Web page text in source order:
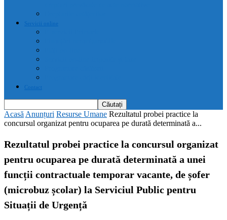
Servicii online
Contact
AcasăAnunțuri Resurse Umane Rezultatul probei practice la
concursul organizat pentru ocuparea pe durată determinată a...
Rezultatul probei practice la concursul organizat
pentru ocuparea pe durată determinată a unei
funcții contractuale temporar vacante, de șofer
(microbuz școlar) la Serviciul Public pentru
Situații de Urgență